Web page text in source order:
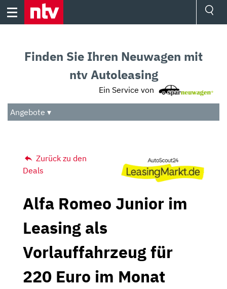
Skip
Audio
Das Beste
Finden Sie Ihren Neuwagen mit
ntv Autoleasing
Ein Service von
Angebote ▾
Zurück zu den
Deals
Alfa Romeo Junior im
Leasing als
Vorlauffahrzeug für
220 Euro im Monat